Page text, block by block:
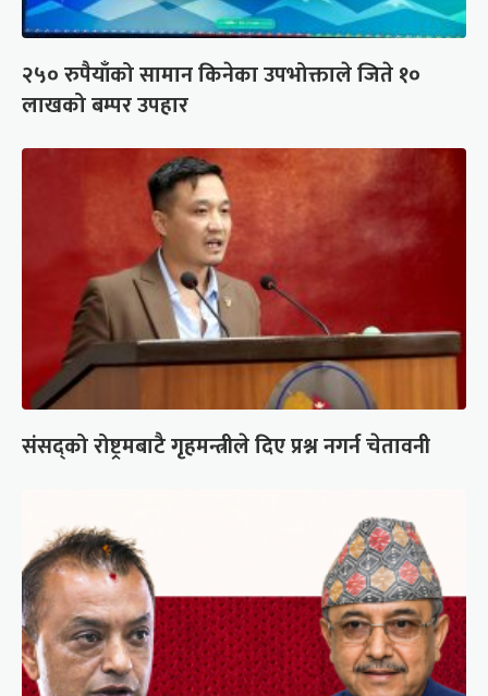
२५० रुपैयाँको सामान किनेका उपभोक्ताले जिते १०
लाखको बम्पर उपहार
संसद्को रोष्ट्रमबाटै गृहमन्त्रीले दिए प्रश्न नगर्न चेतावनी